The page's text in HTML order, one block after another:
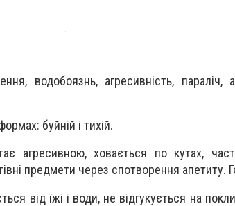
водобоязнь, агресивність, параліч,
буйній і тихій.
агресивною, ховається по кутах,
предмети через спотворення апетиту.
від їжі і води, не відгукується на